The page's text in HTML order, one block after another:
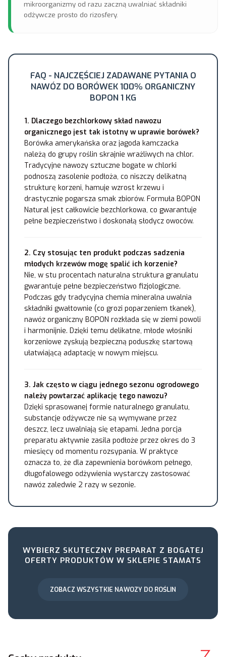
mikroorganizmy od razu zaczną uwalniać składniki
odżywcze prosto do rizosfery.
FAQ - NAJCZĘŚCIEJ ZADAWANE PYTANIA O
NAWÓZ DO BORÓWEK 100% ORGANICZNY
BOPON 1 KG
1. Dlaczego bezchlorkowy skład nawozu
organicznego jest tak istotny w uprawie borówek?
Borówka amerykańska oraz jagoda kamczacka
należą do grupy roślin skrajnie wrażliwych na chlor.
Tradycyjne nawozy sztuczne bogate w chlorki
podnoszą zasolenie podłoża, co niszczy delikatną
strukturę korzeni, hamuje wzrost krzewu i
drastycznie pogarsza smak zbiorów. Formuła BOPON
Natural jest całkowicie bezchlorkowa, co gwarantuje
pełne bezpieczeństwo i doskonałą słodycz owoców.
2. Czy stosując ten produkt podczas sadzenia
młodych krzewów mogę spalić ich korzenie?
Nie, w stu procentach naturalna struktura granulatu
gwarantuje pełne bezpieczeństwo fizjologiczne.
Podczas gdy tradycyjna chemia mineralna uwalnia
składniki gwałtownie (co grozi poparzeniem tkanek),
nawóz organiczny BOPON rozkłada się w ziemi powoli
i harmonijnie. Dzięki temu delikatne, młode włośniki
korzeniowe zyskują bezpieczną poduszkę startową
ułatwiającą adaptację w nowym miejscu.
3. Jak często w ciągu jednego sezonu ogrodowego
należy powtarzać aplikację tego nawozu?
Dzięki sprasowanej formie naturalnego granulatu,
substancje odżywcze nie są wymywane przez
deszcz, lecz uwalniają się etapami. Jedna porcja
preparatu aktywnie zasila podłoże przez okres do 3
miesięcy od momentu rozsypania. W praktyce
oznacza to, że dla zapewnienia borówkom pełnego,
długofalowego odżywienia wystarczy zastosować
nawóz zaledwie 2 razy w sezonie.
WYBIERZ SKUTECZNY PREPARAT Z BOGATEJ
OFERTY PRODUKTÓW W SKLEPIE STAMATS
ZOBACZ WSZYSTKIE NAWOZY DO ROŚLIN